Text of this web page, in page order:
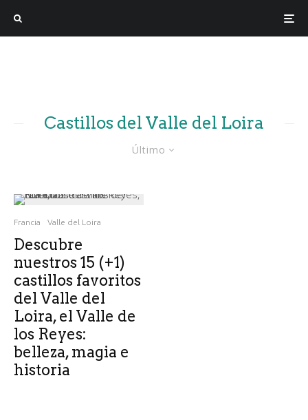
Castillos del Valle del Loira
Último
Francia Valle del Loira
Descubre
nuestros 15 (+1)
castillos favoritos
del Valle del
Loira, el Valle de
los Reyes:
belleza, magia e
historia